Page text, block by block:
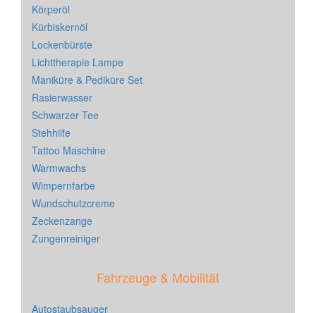
Körperöl
Kürbiskernöl
Lockenbürste
Lichttherapie Lampe
Maniküre & Pediküre Set
Rasierwasser
Schwarzer Tee
Stehhilfe
Tattoo Maschine
Warmwachs
Wimpernfarbe
Wundschutzcreme
Zeckenzange
Zungenreiniger
Fahrzeuge & Mobilität
Autostaubsauger